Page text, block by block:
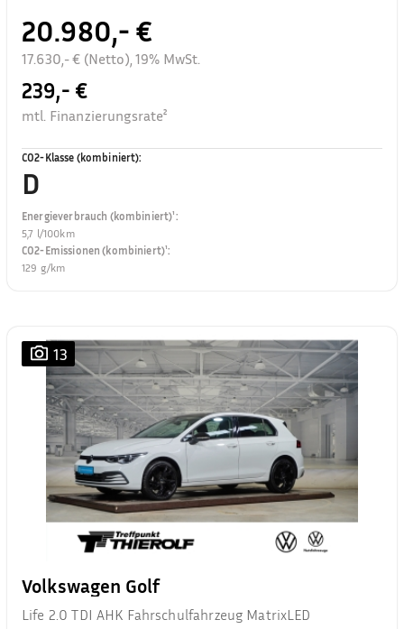
20.980,- €
17.630,- € (Netto), 19% MwSt.
239,- €
mtl. Finanzierungsrate²
CO2-Klasse (kombiniert):
D
Energieverbrauch (kombiniert)¹:
5,7 l/100km
CO2-Emissionen (kombiniert)¹:
129 g/km
13
Volkswagen Golf
Life 2.0 TDI AHK Fahrschulfahrzeug MatrixLED